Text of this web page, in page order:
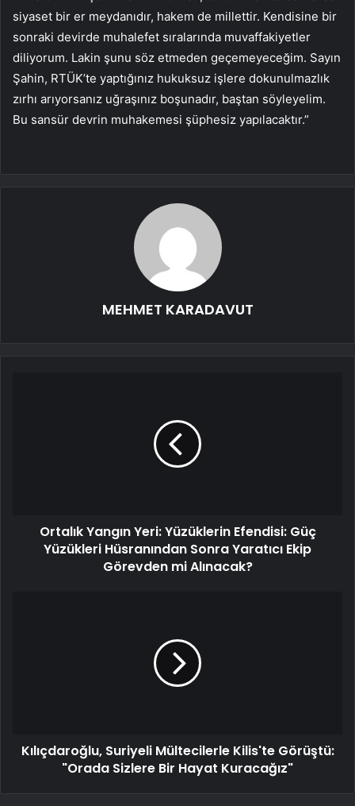
siyaset bir er meydanıdır, hakem de millettir. Kendisine bir
sonraki devirde muhalefet sıralarında muvaffakiyetler
diliyorum. Lakin şunu söz etmeden geçemeyeceğim. Sayın
Şahin, RTÜK’te yaptığınız hukuksuz işlere dokunulmazlık
zırhı arıyorsanız uğraşınız boşunadır, baştan söyleyelim.
Bu sansür devrin muhakemesi şüphesiz yapılacaktır.”
MEHMET KARADAVUT
Ortalık Yangın Yeri: Yüzüklerin Efendisi: Güç
Yüzükleri Hüsranından Sonra Yaratıcı Ekip
Görevden mi Alınacak?
Kılıçdaroğlu, Suriyeli Mültecilerle Kilis'te Görüştü:
"Orada Sizlere Bir Hayat Kuracağız"